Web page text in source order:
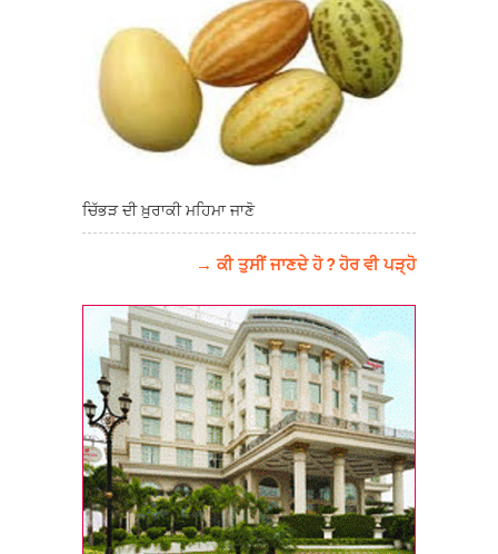
ਚਿੱਭੜ ਦੀ ਖ਼ੁਰਾਕੀ ਮਹਿਮਾ ਜਾਣੋ
→ ਕੀ ਤੁਸੀਂ ਜਾਣਦੇ ਹੋ ? ਹੋਰ ਵੀ ਪੜ੍ਹੋ